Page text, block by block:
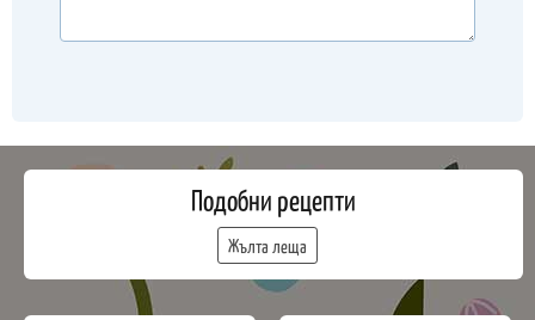
Подобни рецепти
Жълта леща